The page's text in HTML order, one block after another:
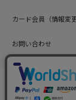
カード会員（情報変
お問い合わせ